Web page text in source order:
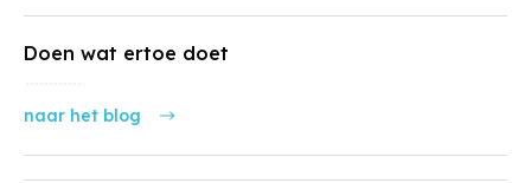
Doen wat ertoe doet
naar het blog